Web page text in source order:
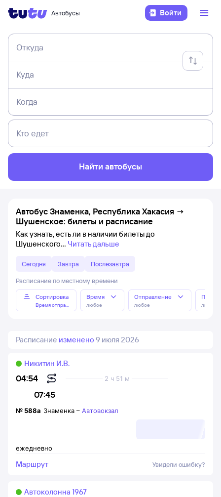
Автобусы Войти
Откуда
Куда
Когда
Кто едет
Найти автобусы
Автобус Знаменка, Республика Хакасия →
Шушенское: билеты и расписание
Как узнать, есть ли в наличии билеты до
Шушенского
Читать дальше
Сегодня Завтра Послезавтра
Расписание по местному времени
Сортировка
Время отправления
Время
любое
Отправление
любое любое
Расписание изменено 9 июля 2026
04:54
07:45
2 ч 51 м
Никитин И.В.
ежедневно
№ 588а Знаменка – Автовокзал
Маршрут Увидели ошибку?
Автоколонна 1967